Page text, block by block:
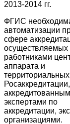
2013-2014 гг.
ФГИС
автоматизации
сфере
осуществляемых
работниками
аппарата и
Росаккредитации,
экспертами по
аккредитации,
организациями.